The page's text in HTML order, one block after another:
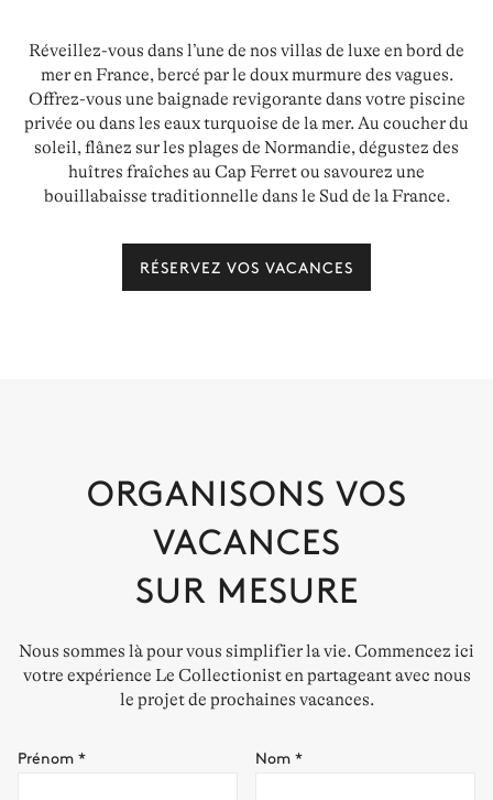
Réveillez-vous dans l’une de nos villas de luxe en bord de
mer en France, bercé par le doux murmure des vagues.
Offrez-vous une baignade revigorante dans votre piscine
privée ou dans les eaux turquoise de la mer. Au coucher du
soleil, flânez sur les plages de Normandie, dégustez des
huîtres fraîches au Cap Ferret ou savourez une
bouillabaisse traditionnelle dans le Sud de la France.
RÉSERVEZ VOS VACANCES
ORGANISONS VOS
VACANCES
SUR MESURE
Nous sommes là pour vous simplifier la vie. Commencez ici
votre expérience Le Collectionist en partageant avec nous
le projet de prochaines vacances.
Prénom * Nom *